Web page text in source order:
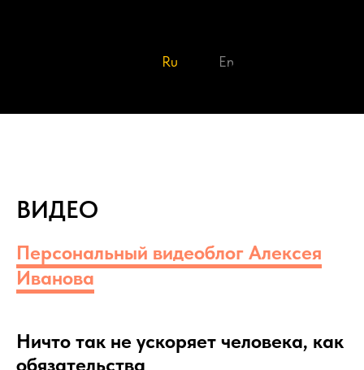
En
Ru
ВИДЕО
Персональный видеоблог Алексея
Иванова
Ничто так не ускоряет человека, как
обязательства